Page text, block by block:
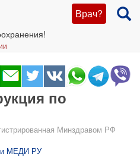
Врач?
по
Минздравом РФ
МЕДИ РУ